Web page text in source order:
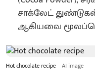
சாக்லேட் துண்டுகள்
ஆகியவை
Hot chocolate recipe AI image